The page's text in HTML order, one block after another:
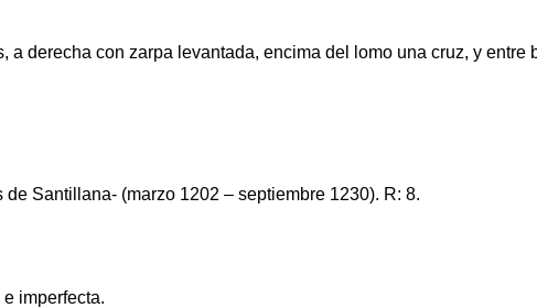
a derecha con zarpa levantada, encima del lomo una cruz, y entre
Santillana- (marzo 1202 – septiembre 1230). R: 8.
e imperfecta.